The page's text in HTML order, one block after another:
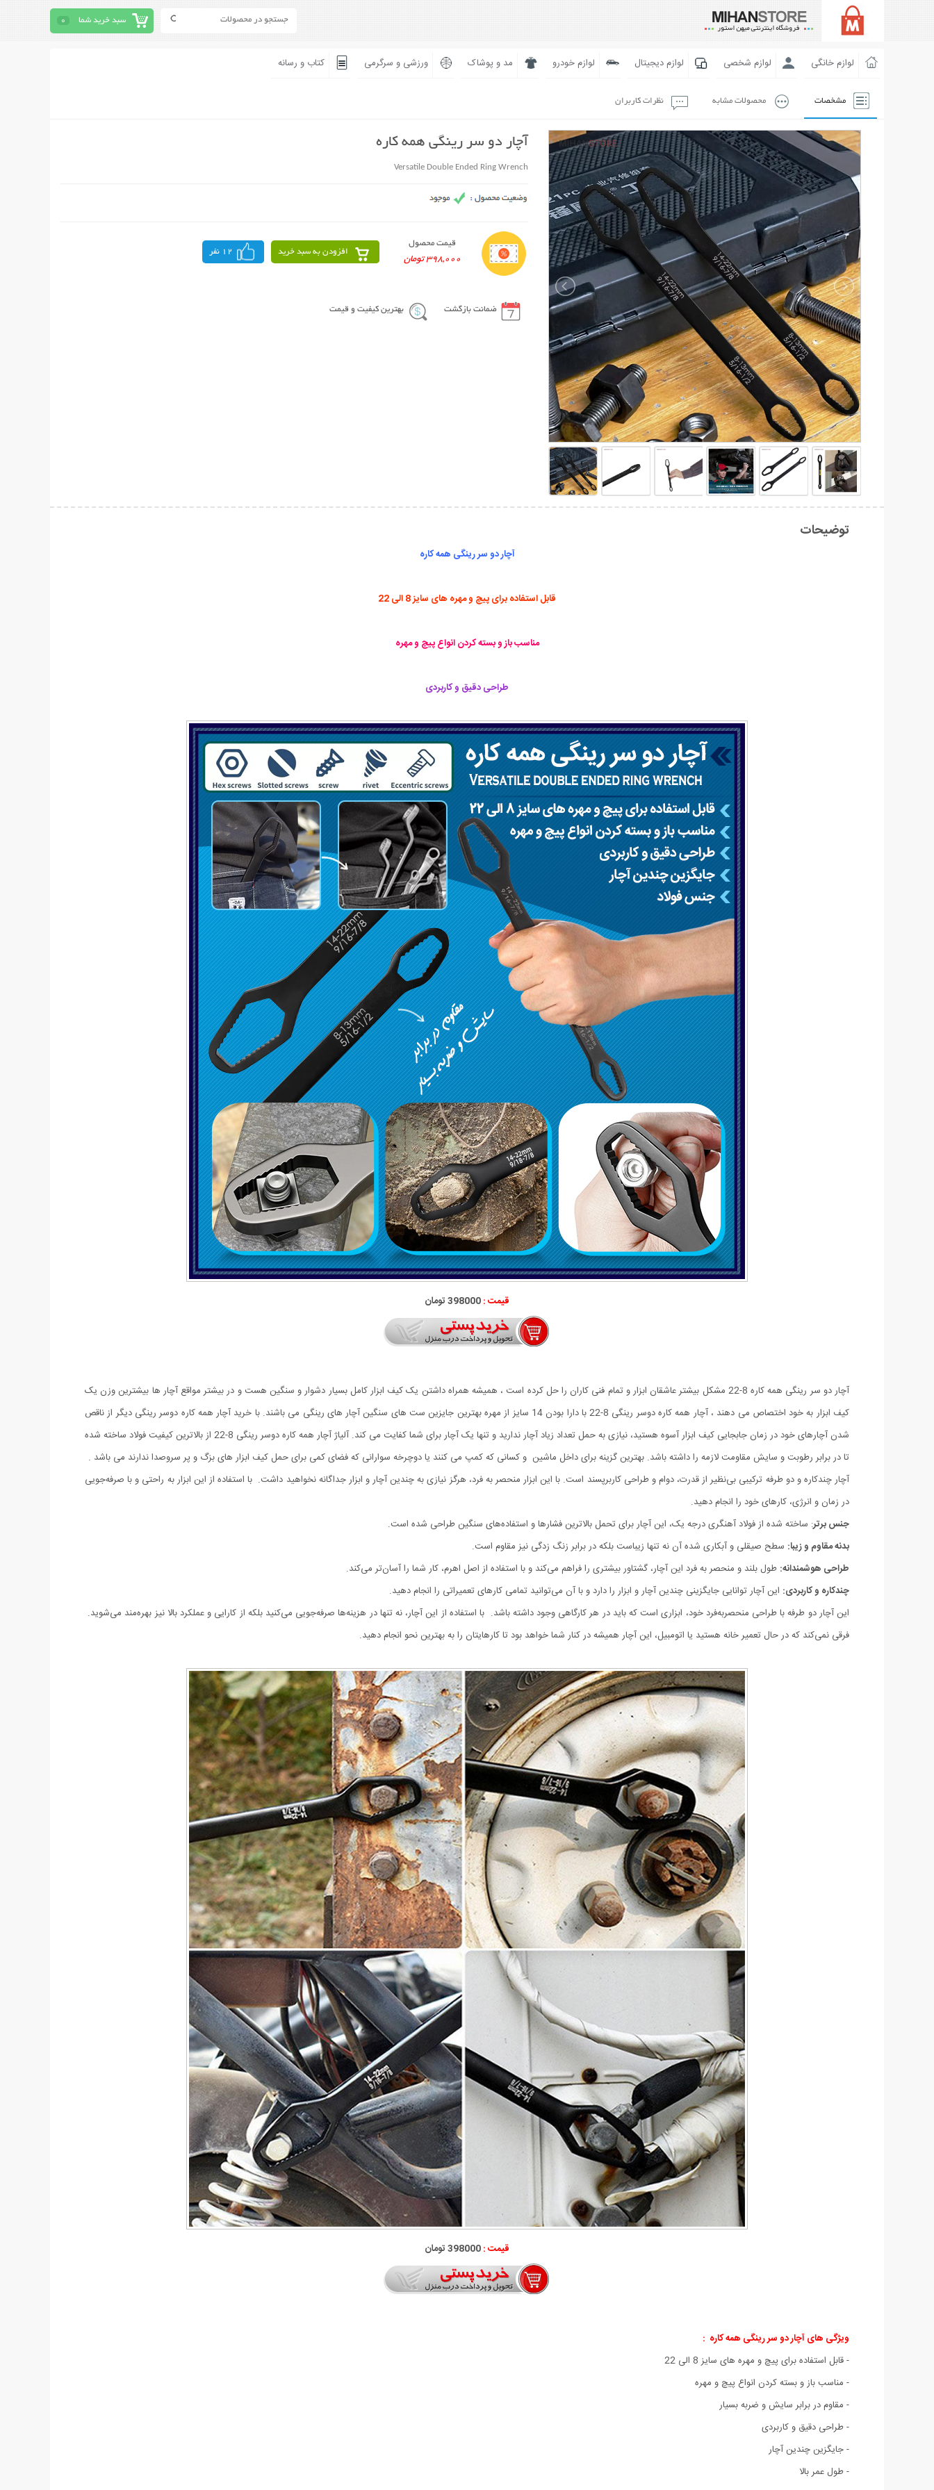
سبد خرید شما 0
لوازم خانگی لوازم شخصی لوازم دیجیتال لوازم خودرو مد و پوشاک ورزشی و سرگرمی کتاب و رسانه
مشخصات محصولات مشابه نظرات کاربران
آچار دو سر رینگی همه کاره
Versatile Double Ended Ring Wrench
قیمت محصول
398,000 تومان
افزودن به سبد خرید 12 نفر
ضمانت بازگشت بهترین کیفیت و قیمت
توضیحات
آچار دو سر رینگی همه کاره
قابل استفاده برای پیچ و مهره های سایز 8 الی 22
مناسب باز و بسته کردن انواع پیچ و مهره
طراحی دقیق و کاربردی
قیمت :398000 تومان
آچار دو سر رینگی همه کاره 8-22 مشکل بیشتر عاشقان ابزار و تمام فنی کاران را حل کرده است ، همیشه همراه داشتن یک کیف ابزار کامل بسیار دشوار و سنگین هست و در بیشتر مواقع آچار ها بیشترین وزن یک
کیف ابزار به خود اختصاص می دهند ، آچار همه کاره دوسر رینگی 8-22 با دارا بودن 14 سایز از مهره بهترین جایزین ست های سنگین آچار های رینگی می باشند. با خرید آچار همه کاره دوسر رینگی دیگر از ناقص
شدن آچارهای خود در زمان جابجایی کیف ابزار آسوه هستید، نیازی به حمل تعداد زیاد آچار ندارید و تنها یک آچار برای شما کفایت می کند. آلیاژ آچار همه کاره دوسر رینگی 8-22 از بالاترین کیفیت فولاد ساخته شده
تا در برابر رطوبت و سایش مقاومت لازمه را داشته باشد. بهترین گزینه برای داخل ماشین و کسانی که کمپ می کنند یا دوچرخه سوارانی که فضای کمی برای حمل کیف ابزار های بزگ و پر سروصدا ندارند می باشد .
آچار چندکاره و دو طرفه ترکیبی بی‌نظیر از قدرت، دوام و طراحی کاربرپسند است. با این ابزار منحصر به فرد، هرگز نیازی به چندین آچار و ابزار جداگانه نخواهید داشت. با استفاده از این ابزار به راحتی و با صرفه‌جویی
در زمان و انرژی، کارهای خود را انجام دهید.
جنس برتر: ساخته شده از فولاد آهنگری درجه یک، این آچار برای تحمل بالاترین فشارها و استفاده‌های سنگین طراحی شده است.
بدنه مقاوم و زیبا: سطح صیقلی و آبکاری شده آن نه تنها زیباست بلکه در برابر زنگ زدگی نیز مقاوم است.
طراحی هوشمندانه: طول بلند و منحصر به فرد این آچار، گشتاور بیشتری را فراهم می‌کند و با استفاده از اصل اهرم، کار شما را آسان‌تر می‌کند.
چندکاره و کاربردی: این آچار توانایی جایگزینی چندین آچار و ابزار را دارد و با آن می‌توانید تمامی کارهای تعمیراتی را انجام دهید.
این آچار دو طرفه با طراحی منحصربه‌فرد خود، ابزاری است که باید در هر کارگاهی وجود داشته باشد. با استفاده از این آچار، نه تنها در هزینه‌ها صرفه‌جویی می‌کنید بلکه از کارایی و عملکرد بالا نیز بهره‌مند می‌شوید.
فرقی نمی‌کند که در حال تعمیر خانه هستید یا اتومبیل، این آچار همیشه در کنار شما خواهد بود تا کارهایتان را به بهترین نحو انجام دهید.
قیمت :398000 تومان
ویژگی های آچار دو سر رینگی همه کاره :
- قابل استفاده برای پیچ و مهره های سایز 8 الی 22
- مناسب باز و بسته کردن انواع پیچ و مهره
- مقاوم در برابر سایش و ضربه بسیار
- طراحی دقیق و کاربردی
- جایگزین چندین آچار
- طول عمر بالا